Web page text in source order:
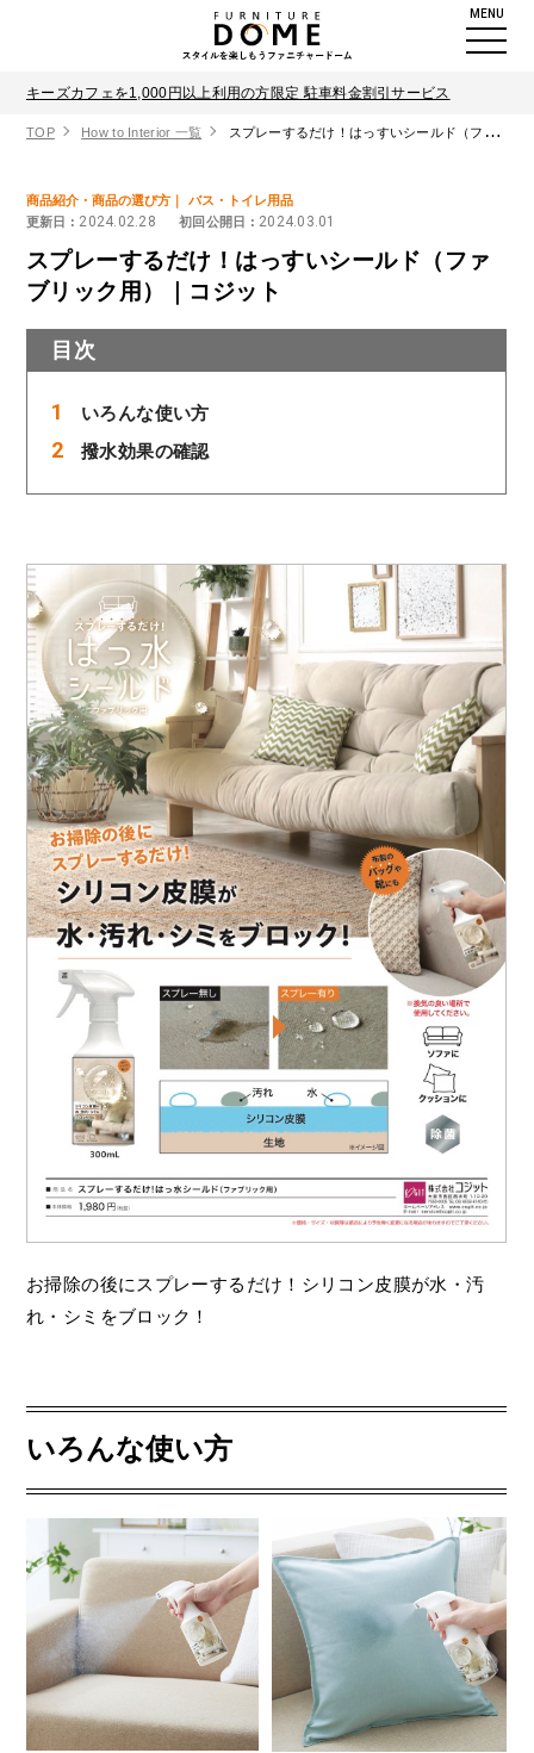
MENU
キーズカフェを1,000円以上利用の方限定 駐車料金割引サービス
TOP How to Interior 一覧 スプレーするだけ！はっすいシールド（ファブリック用）｜コジット
商品紹介・商品の選び方
バス・トイレ用品
更新日 : 2024.02.28 初回公開日 : 2024.03.01
スプレーするだけ！はっすいシールド（ファ
ブリック用）｜コジット
目次
いろんな使い方
撥水効果の確認
お掃除の後にスプレーするだけ！シリコン皮膜が水・汚
れ・シミをブロック！
いろんな使い方